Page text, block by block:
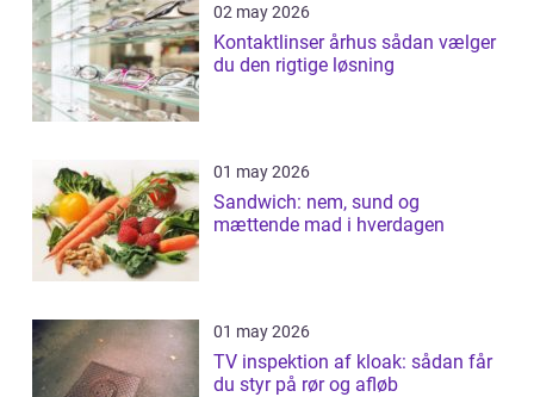
02 may 2026
Kontaktlinser århus sådan vælger
du den rigtige løsning
01 may 2026
Sandwich: nem, sund og
mættende mad i hverdagen
01 may 2026
TV inspektion af kloak: sådan får
du styr på rør og afløb